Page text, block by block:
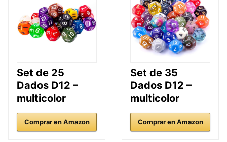
Set de 25
Dados D12 –
multicolor
Comprar en Amazon
Set de 35
Dados D12 –
multicolor
Comprar en Amazon